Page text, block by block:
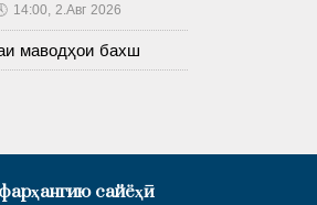
14:00, 2.Авг 2026
маводҳои бахш
сайёҳӣ